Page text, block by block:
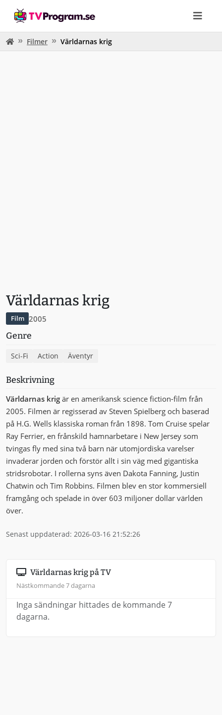
Filmer Världarnas krig
Världarnas krig
Film 2005
Genre
Sci-Fi Action Äventyr
Beskrivning
Världarnas krig är en amerikansk science fiction-film från
2005. Filmen är regisserad av Steven Spielberg och baserad
på H.G. Wells klassiska roman från 1898. Tom Cruise spelar
Ray Ferrier, en frånskild hamnarbetare i New Jersey som
tvingas fly med sina två barn när utomjordiska varelser
invaderar jorden och förstör allt i sin väg med gigantiska
stridsrobotar. I rollerna syns även Dakota Fanning, Justin
Chatwin och Tim Robbins. Filmen blev en stor kommersiell
framgång och spelade in över 603 miljoner dollar världen
över.
Senast uppdaterad: 2026-03-16 21:52:26
Världarnas krig på TV
Nästkommande 7 dagarna
Inga sändningar hittades de kommande 7
dagarna.